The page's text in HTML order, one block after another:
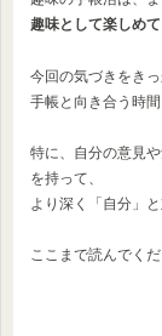
趣味として楽しめ
今回の気づきをき
手帳と向き合う時
特に、自分の意見
を持って、
より深く「自分」
ここまで読んでく